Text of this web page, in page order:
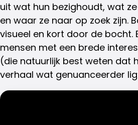
uit wat hun bezighoudt, wat
en waar ze naar op zoek zijn.
visueel en kort door de bocht.
mensen met een brede
(die natuurlijk best weten dat
verhaal wat genuanceerder